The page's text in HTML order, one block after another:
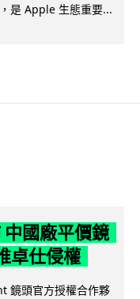
是 Apple 生態重要...
國廠平價鏡
卓仕侵權
鏡頭官方授權合作夥